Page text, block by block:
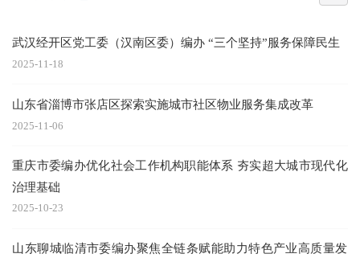
武汉经开区党工委（汉南区委）编办 “三个坚持”服务保障民生
2025-11-18
山东省淄博市张店区探索实施城市社区物业服务集成改革
2025-11-06
重庆市委编办优化社会工作机构职能体系 夯实超大城市现代化
治理基础
2025-10-23
山东聊城临清市委编办聚焦全链条赋能助力特色产业高质量发